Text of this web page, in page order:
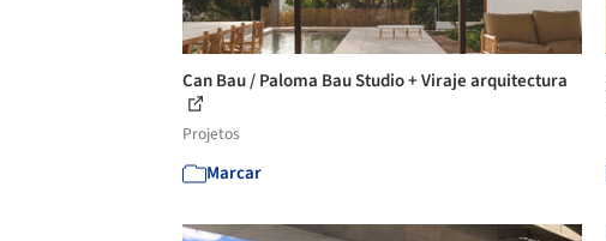
Can Bau / Paloma Bau Studio + Viraje arquitectura
Projetos
Marcar